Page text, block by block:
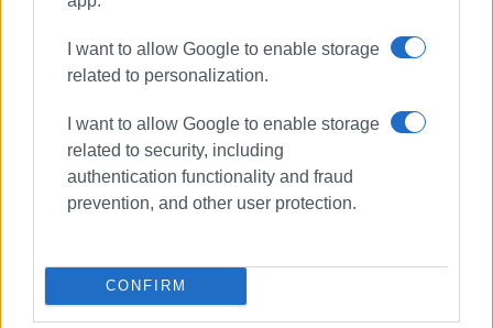
I want to allow Google to enable storage
related to personalization.
I want to allow Google to enable storage
related to security, including
authentication functionality and fraud
prevention, and other user protection.
CONFIRM
ΕΝΩΣΗ ΕΣΤΙΑΣΗΣ ΚΕΡΚΥΡΑΣ